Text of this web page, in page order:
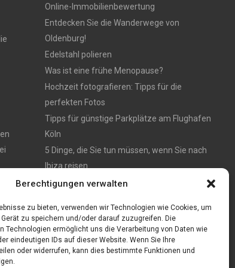
Berechtigungen verwalten
zu bieten, verwenden wir Technologien wie Cookies, um
Gerät zu speichern und/oder darauf zuzugreifen. Die
Technologien ermöglicht uns die Verarbeitung von Daten wie
eindeutigen IDs auf dieser Website. Wenn Sie Ihre
oder widerrufen, kann dies bestimmte Funktionen und
Online-Immobilienbewertung
Entdecken Sie die Wanderwege von
Oldenburg!
Edelstahl polieren
Was ist eine frühe Menopause?
Hochzeit fotografieren: Tipps für die
perfekten Fotos
Tipps für günstige Parkplätze am Flughafen
Köln
5 Dinge, die Sie tun müssen, wenn Sie nach
Ibiza reisen